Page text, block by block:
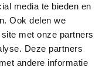
media te bieden en
Ook delen we
met onze partners
Deze partners
andere informatie
mm Ø